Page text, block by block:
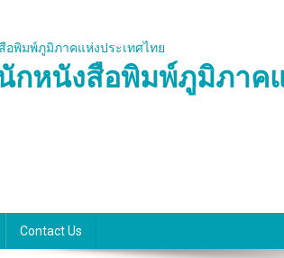
กหนังสือพิมพ์ภูมิภาค
Contact Us